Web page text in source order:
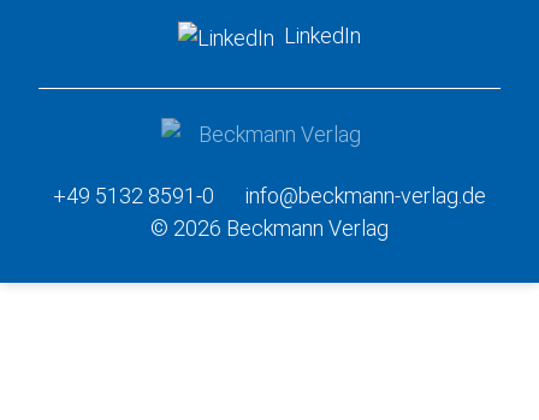
LinkedIn
+49 5132 8591-0
info@beckmann-verlag.de
© 2026 Beckmann Verlag